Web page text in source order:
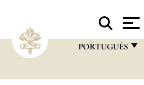
PORTUGUÊS